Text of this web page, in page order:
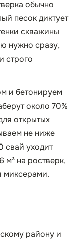
обычно
песок диктует
скважины
нужно сразу,
строго
и бетонируем
около 70%
открытых
не ниже
свай уходит
м³ на ростверк,
миксерами.
району и